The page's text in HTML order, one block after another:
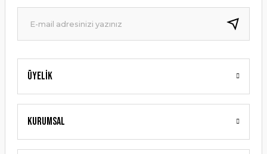
Ürün fiyatı diğer sitelerden daha pahalı.
Bu ürüne benzer farklı alternatifler olmalı.
Gönder
Üyelik
Kurumsal